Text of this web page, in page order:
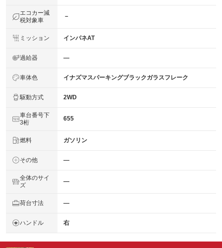
エコカー減
税対象車
－
ミッション インパネAT
過給器 ―
車体色 イナズマスパーキングブラックガラスフレーク
駆動方式 2WD
車台番号下
3桁
655
燃料 ガソリン
その他 ―
全体のサイ
ズ
―
荷台寸法 ―
ハンドル 右